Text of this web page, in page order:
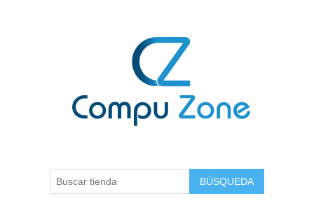
BÚSQUEDA